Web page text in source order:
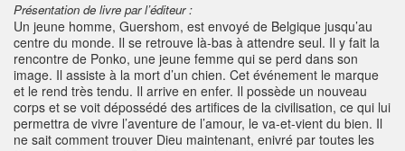
Présentation de livre par l’éditeur :
Un jeune homme, Guershom, est envoyé de Belgique jusqu’au
centre du monde. Il se retrouve là-bas à attendre seul. Il y fait la
rencontre de Ponko, une jeune femme qui se perd dans son
image. Il assiste à la mort d’un chien. Cet événement le marque
et le rend très tendu. Il arrive en enfer. Il possède un nouveau
corps et se voit dépossédé des artifices de la civilisation, ce qui lui
permettra de vivre l’aventure de l’amour, le va-et-vient du bien. Il
ne sait comment trouver Dieu maintenant, enivré par toutes les